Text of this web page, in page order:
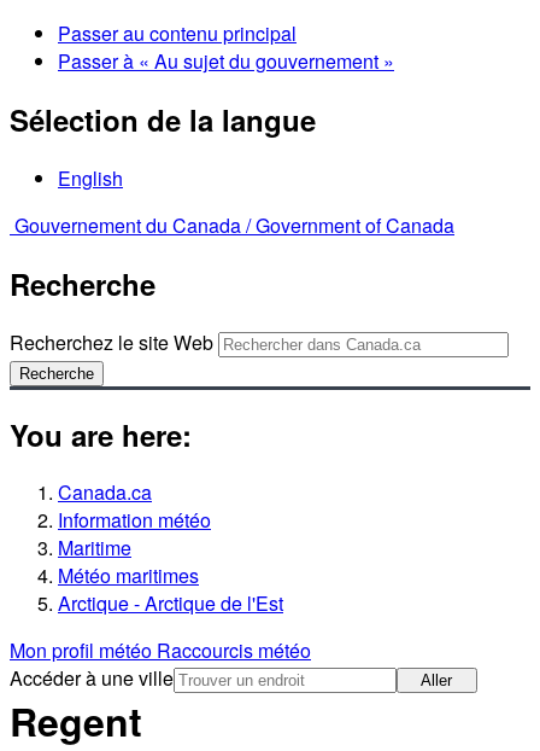
Passer au contenu principal
Passer à « Au sujet du gouvernement »
Sélection de la langue
English
Gouvernement du Canada /Government of Canada
Recherche
Recherchez le site Web
Recherche
You are here:
Canada.ca
Information météo
Maritime
Météo maritimes
Arctique - Arctique de l'Est
Mon profil météo Raccourcis météo
Accéder à une ville
Aller
Regent